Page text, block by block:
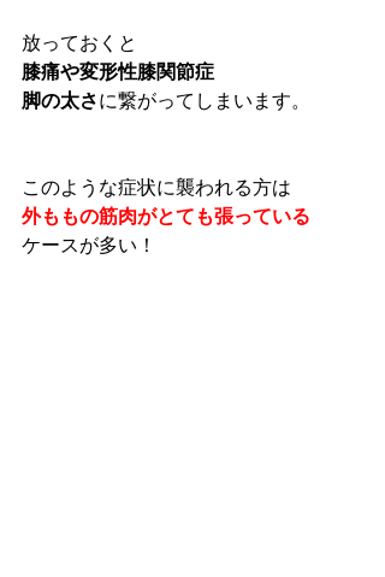
放っておくと
膝痛や変形性膝関節症
脚の太さに繋がってしまいます。
このような症状に襲われる方は
外ももの筋肉がとても張っている
ケースが多い！